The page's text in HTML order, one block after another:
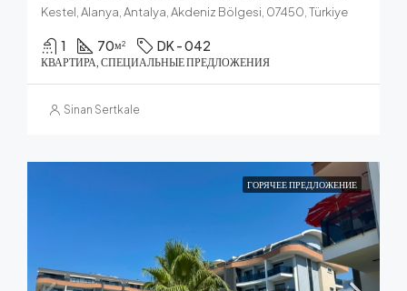
Kestel, Alanya, Antalya, Akdeniz Bölgesi, 07450, Türkiye
1 70м² DK - 042
КВАРТИРА, СПЕЦИАЛЬНЫЕ ПРЕДЛОЖЕНИЯ
Sinan Sertkale
ГОРЯЧЕЕ ПРЕДЛОЖЕНИЕ